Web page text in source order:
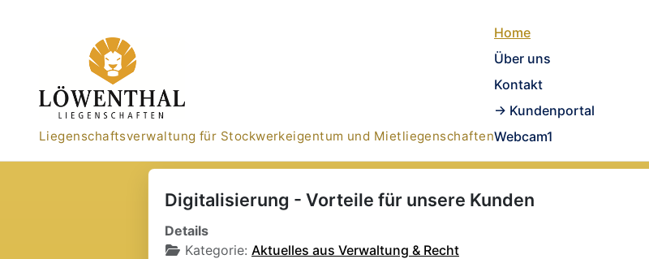
Liegenschaftsverwaltung für Stockwerkeigentum und Mietliegenschaften
Home
Über uns
Kontakt
-> Kundenportal
Webcam1
Digitalisierung - Vorteile für unsere Kunden
Details
Kategorie: Aktuelles aus Verwaltung & Recht